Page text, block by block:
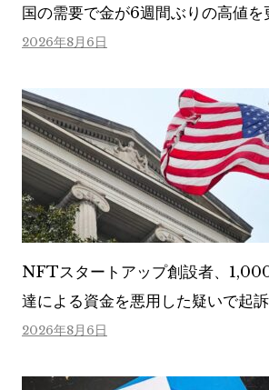
国の需要で金が6週間ぶりの高値を
2026年8月6日
NFTスタートアップ創設者、
達による資金を悪用した疑いで起訴
2026年8月6日